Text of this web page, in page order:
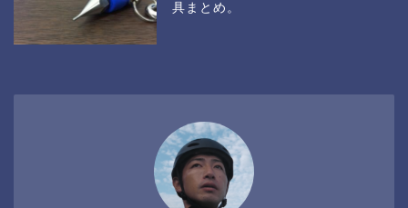
具まとめ。